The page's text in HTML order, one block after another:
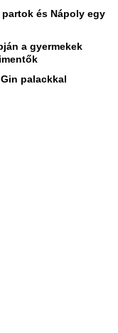
és Nápoly egy
a gyermekek
palackkal